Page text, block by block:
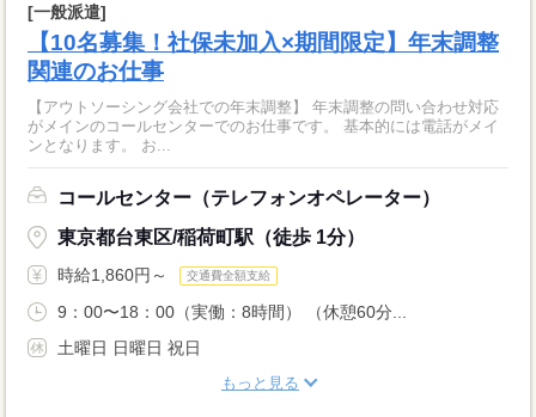
[一般派遣]
【10名募集！社保未加入×期間限定】年末調整
関連のお仕事
【アウトソーシング会社での年末調整】 年末調整の問い合わせ対応
がメインのコールセンターでのお仕事です。 基本的には電話がメイ
ンとなります。 お...
コールセンター（テレフォンオペレーター）
東京都台東区/稲荷町駅（徒歩 1分）
時給1,860円～ 交通費全額支給
9：00〜18：00（実働：8時間） （休憩60分...
土曜日 日曜日 祝日
もっと見る